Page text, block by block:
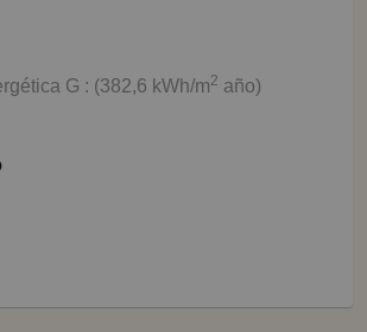
G : (382,6 kWh/m2 año)